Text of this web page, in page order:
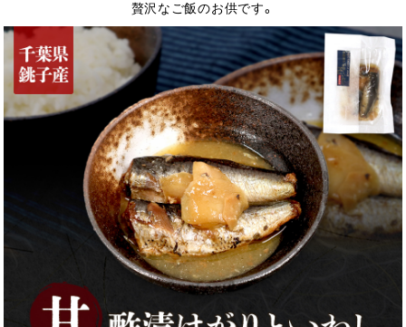
贅沢なご飯のお供です。